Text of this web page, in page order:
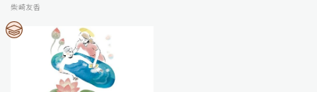
柴崎友香